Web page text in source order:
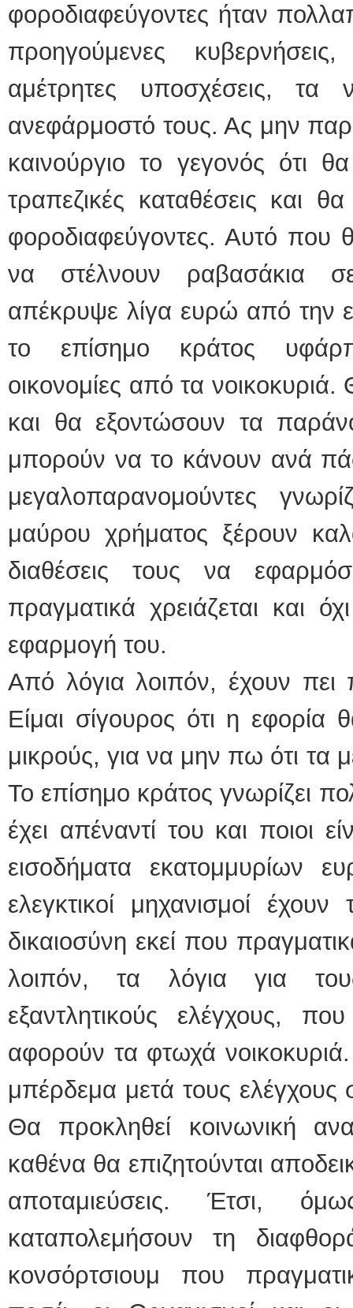
φοροδιαφεύγοντες ήταν
προηγούμενες
αμέτρητες υποσχέσεις, τα
ανεφάρμοστό τους. Ας μην
καινούργιο το γεγονός ότι
τραπεζικές καταθέσεις και
φοροδιαφεύγοντες. Αυτό που
να στέλνουν ραβασάκια
απέκρυψε λίγα ευρώ από την
το επίσημο κράτος
οικονομίες από τα
και θα εξοντώσουν τα
μπορούν να το κάνουν ανά
μεγαλοπαρανομούντες
μαύρου χρήματος ξέρουν
διαθέσεις τους να
πραγματικά χρειάζεται και
εφαρμογή του.
Από λόγια λοιπόν, έχουν
Είμαι σίγουρoς ότι η εφορία
μικρούς, για να μην πω ότι τα
Το επίσημο κράτος γνωρίζει
έχει απέναντί του και ποιοι
εισοδήματα εκατομμυρίων
ελεγκτικοί μηχανισμοί
δικαιοσύνη εκεί που
λοιπόν, τα λόγια για
εξαντλητικούς ελέγχους,
αφορούν τα φτωχά
μπέρδεμα μετά τους ελέγχους
Θα προκληθεί κοινωνική
καθένα θα επιζητούνται
αποταμιεύσεις. Έτσι,
καταπολεμήσουν τη
κονσόρτσιουμ που